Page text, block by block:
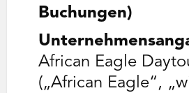
Buchungen)
African Eagle
(„African Eagle“,